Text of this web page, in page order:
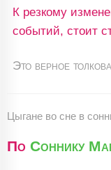
К резкому
событий, стоит
Это верное
Цыгане во сне в
По Соннику